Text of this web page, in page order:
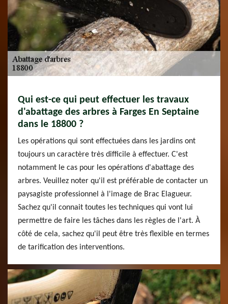
Qui est-ce qui peut effectuer les travaux
d'abattage des arbres à Farges En Septaine
dans le 18800 ?
Les opérations qui sont effectuées dans les jardins ont
toujours un caractère très difficile à effectuer. C'est
notamment le cas pour les opérations d'abattage des
arbres. Veuillez noter qu'il est préférable de contacter un
paysagiste professionnel à l'image de Brac Elagueur.
Sachez qu'il connait toutes les techniques qui vont lui
permettre de faire les tâches dans les règles de l'art. À
côté de cela, sachez qu'il peut être très flexible en termes
de tarification des interventions.